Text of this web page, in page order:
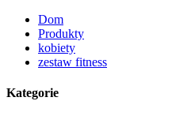
Dom
Produkty
kobiety
zestaw fitness
Kategorie